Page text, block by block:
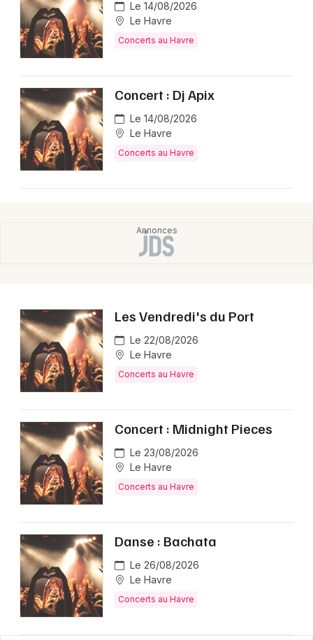
Le 14/08/2026
Le Havre
Concerts au Havre
Concert : Dj Apix
Le 14/08/2026
Le Havre
Concerts au Havre
Les Vendredi's du Port
Le 22/08/2026
Le Havre
Concerts au Havre
Concert : Midnight Pieces
Le 23/08/2026
Le Havre
Concerts au Havre
Danse : Bachata
Le 26/08/2026
Le Havre
Concerts au Havre